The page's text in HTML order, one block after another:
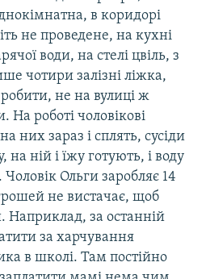
в коридорі
не проведене, на кухні
води, на стелі цвіль, з
чотири залізні ліжка,
не на вулиці ж
На роботі чоловікові
них зараз і сплять, сусіди
на ній і їжу готують, і воду
Ольги заробляє 14
не вистачає, щоб
Наприклад, за останній
за харчування
в школі. Там постійно